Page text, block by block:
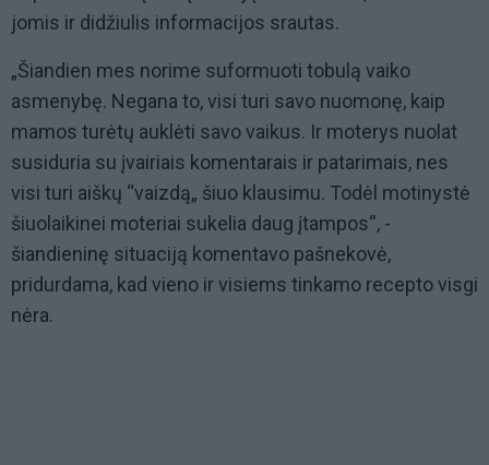
jomis ir didžiulis informacijos srautas.
„Šiandien mes norime suformuoti tobulą vaiko
asmenybę. Negana to, visi turi savo nuomonę, kaip
mamos turėtų auklėti savo vaikus. Ir moterys nuolat
susiduria su įvairiais komentarais ir patarimais, nes
visi turi aiškų “vaizdą„ šiuo klausimu. Todėl motinystė
šiuolaikinei moteriai sukelia daug įtampos“, -
šiandieninę situaciją komentavo pašnekovė,
pridurdama, kad vieno ir visiems tinkamo recepto visgi
nėra.